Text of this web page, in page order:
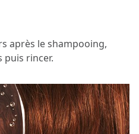
après le shampooing,
puis rincer.